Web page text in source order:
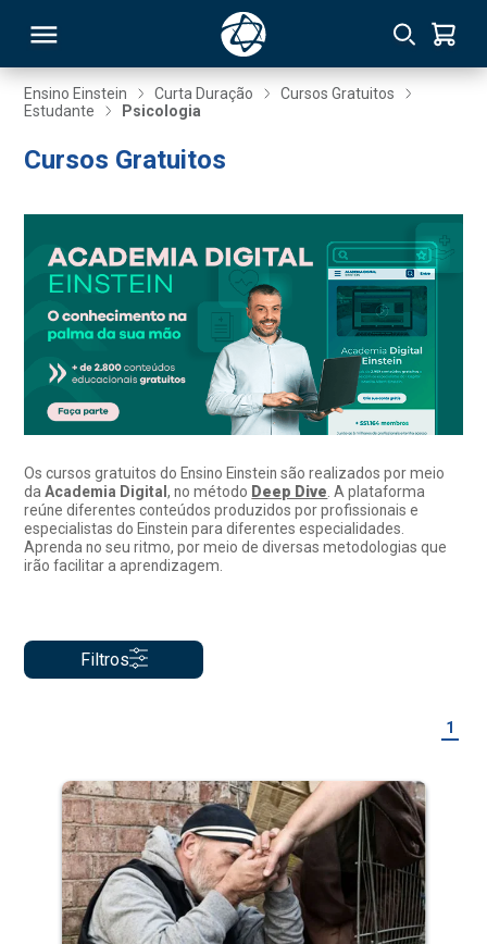
Ensino Einstein Curta Duração
Cursos Gratuitos
Estudante
Psicologia
Cursos Gratuitos
Os cursos gratuitos do Ensino Einstein são realizados por meio
daAcademia Digital, no método Deep Dive. A plataforma
reúne diferentes conteúdos produzidos por profissionais e
especialistas do Einstein para diferentes especialidades.
Aprenda no seu ritmo, por meio de diversas metodologias que
irão facilitar a aprendizagem.
Filtros
1